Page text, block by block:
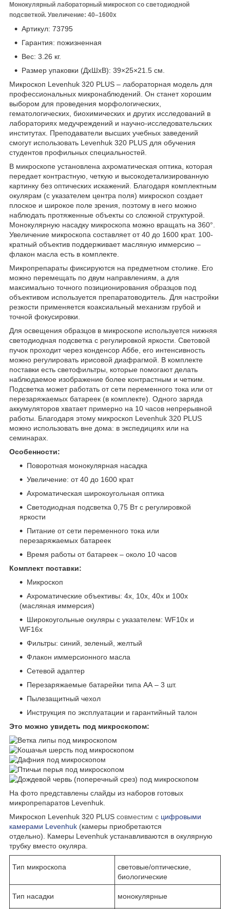
Монокулярный лабораторный микроскоп со светодиодной
подсветкой. Увеличение: 40–1600х
Артикул: 73795
Гарантия: пожизненная
Вес: 3.26 кг.
Размер упаковки (ДхШхВ): 39×25×21.5 см.
Микроскоп Levenhuk 320 PLUS – лабораторная модель для
профессиональных микронаблюдений. Он станет хорошим
выбором для проведения морфологических,
гематологических, биохимических и других исследований в
лабораториях медучреждений и научно-исследовательских
институтах. Преподаватели высших учебных заведений
смогут использовать Levenhuk 320 PLUS для обучения
студентов профильных специальностей.
В микроскопе установлена ахроматическая оптика, которая
передает контрастную, четкую и высокодетализированную
картинку без оптических искажений. Благодаря комплектным
окулярам (с указателем центра поля) микроскоп создает
плоское и широкое поле зрения, поэтому в него можно
наблюдать протяженные объекты со сложной структурой.
Монокулярную насадку микроскопа можно вращать на 360°.
Увеличение микроскопа составляет от 40 до 1600 крат. 100-
кратный объектив поддерживает масляную иммерсию –
флакон масла есть в комплекте.
Микропрепараты фиксируются на предметном столике. Его
можно перемещать по двум направлениям, а для
максимально точного позиционирования образцов под
объективом используется препаратоводитель. Для настройки
резкости применяется коаксиальный механизм грубой и
точной фокусировки.
Для освещения образцов в микроскопе используется нижняя
светодиодная подсветка с регулировкой яркости. Световой
пучок проходит через конденсор Аббе, его интенсивность
можно регулировать ирисовой диафрагмой. В комплекте
поставки есть светофильтры, которые помогают делать
наблюдаемое изображение более контрастным и четким.
Подсветка может работать от сети переменного тока или от
перезаряжаемых батареек (в комплекте). Одного заряда
аккумуляторов хватает примерно на 10 часов непрерывной
работы. Благодаря этому микроскоп Levenhuk 320 PLUS
можно использовать вне дома: в экспедициях или на
семинарах.
Особенности:
Поворотная монокулярная насадка
Увеличение: от 40 до 1600 крат
Ахроматическая широкоугольная оптика
Светодиодная подсветка 0,75 Вт с регулировкой
яркости
Питание от сети переменного тока или
перезаряжаемых батареек
Время работы от батареек – около 10 часов
Комплект поставки:
Микроскоп
Ахроматические объективы: 4х, 10х, 40х и 100х
(масляная иммерсия)
Широкоугольные окуляры с указателем: WF10x и
WF16x
Фильтры: синий, зеленый, желтый
Флакон иммерсионного масла
Сетевой адаптер
Перезаряжаемые батарейки типа АА – 3 шт.
Пылезащитный чехол
Инструкция по эксплуатации и гарантийный талон
Это можно увидеть под микроскопом:
На фото представлены слайды из наборов готовых
микропрепаратов Levenhuk.
Микроскоп Levenhuk 320 PLUS совместим с цифровыми
камерами Levenhuk (камеры приобретаются
отдельно). Камеры Levenhuk устанавливаются в окулярную
трубку вместо окуляра.
Тип микроскопа
световые/оптические,
биологические
Тип насадки монокулярные